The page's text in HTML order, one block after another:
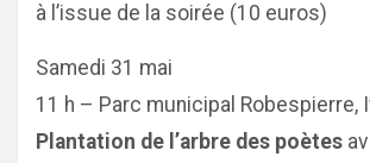
à l’issue de la soirée (10 euros)
Samedi 31 mai
11 h – Parc municipal Robespierre,
Plantation de l’arbre des poètes